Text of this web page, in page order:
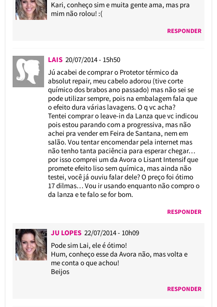
Kari, conheço sim e muita gente ama, mas pra
mim não rolou! :(
RESPONDER
LAIS 20/07/2014 - 15h50
Jú acabei de comprar o Protetor térmico da
absolut repair, meu cabelo adorou (tive corte
químico dos brabos ano passado) mas não sei se
pode utilizar sempre, pois na embalagem fala que
o efeito dura várias lavagens. O q vc acha?
Tentei comprar o leave-in da Lanza que vc indicou
pois estou parando com a progressiva, mas não
achei pra vender em Feira de Santana, nem em
salão. Vou tentar encomendar pela internet mas
não tenho tanta paciência para esperar chegar…
por isso comprei um da Avora o Lisant Intensif que
promete efeito liso sem química, mas ainda não
testei, você já ouviu falar dele? O preço foi ótimo
17 dilmas… Vou ir usando enquanto não compro o
da lanza e te falo se for bom.
RESPONDER
JU LOPES 22/07/2014 - 10h09
Pode sim Lai, ele é ótimo!
Hum, conheço esse da Avora não, mas volta e
me conta o que achou!
Beijos
RESPONDER